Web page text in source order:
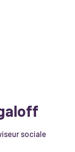
sociale